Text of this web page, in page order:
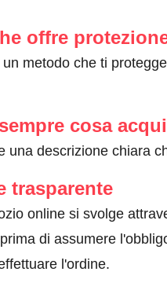
offre
metodo che ti
cosa
una descrizione chiara
trasparente
online si svolge
di assumere
l'ordine.